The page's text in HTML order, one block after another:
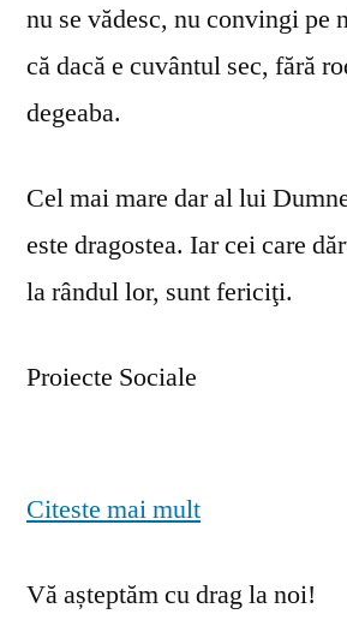
nu se vă­desc, nu convingi pe
că dacă e cuvântul sec, fără
degeaba.
Cel mai mare dar al lui
este dragostea. Iar cei care
la rândul lor, sunt fericiţi.
Proiecte Sociale
Citeste mai mult
Vă așteptăm cu drag la noi!